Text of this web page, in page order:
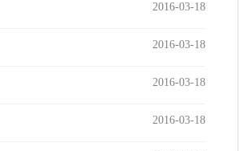
2016-03-18
2016-03-18
2016-03-18
2016-03-18